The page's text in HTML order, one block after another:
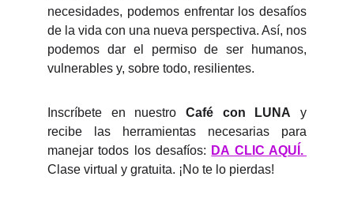
necesidades, podemos enfrentar los desafíos
de la vida con una nueva perspectiva. Así, nos
podemos dar el permiso de ser humanos,
vulnerables y, sobre todo, resilientes.
Inscríbete en nuestro Café con LUNA y
recibe las herramientas necesarias para
manejar todos los desafíos: DA CLIC AQUÍ .
Clase virtual y gratuita. ¡No te lo pierdas!